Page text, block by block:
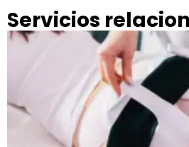
Servicios